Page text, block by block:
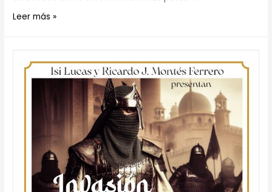
Leer más »